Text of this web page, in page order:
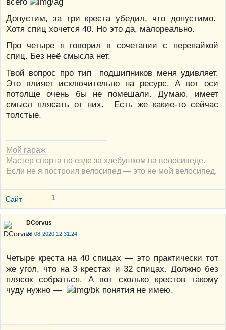
Допустим, за три креста убедил, что допустимо.
Хотя спиц хочется 40. Но это да, малореально.
Про четыре я говорил в сочетании с перепайкой
спиц. Без неё смысла нет.
Твой вопрос про тип подшипников меня удивляет.
Это влияет исключительно на ресурс. А вот оси
потолще очень бы не помешали. Думаю, имеет
смысл плясать от них. Есть же какие-то сейчас
толстые.
Мой гараж
Мастер спорта по езде за хлебушком на велосипеде.
Если не я построил велосипед — это не мой велосипед.
Сайт 1
DCorvus
26-08-2020 12:31:24
Четыре креста на 40 спицах — это практически тот
же угол, что на 3 крестах и 32 спицах. Должно без
плясок собраться. А вот сколько крестов такому
чуду нужно —
понятия не имею.